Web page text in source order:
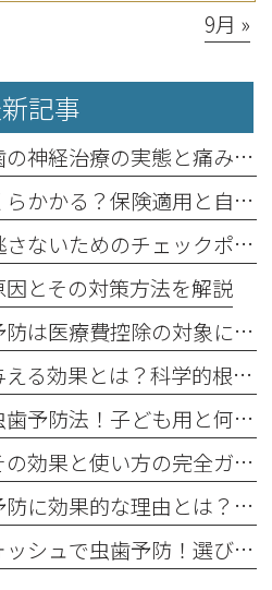
9月 »
記事
神経治療は痛い？虫歯の神経治療の実態と痛み軽減法
虫歯治療の費用はいくらかかる？保険適用と自費治療の違い
虫歯の初期症状を見逃さないためのチェックポイント
とその対策方法を解説
フッ素を使った虫歯予防は医療費控除の対象になる？最新情報をチェック！
フッ素が虫歯予防に与える効果とは？科学的根拠を解説！
大人のためのフッ素虫歯予防法！子ども用と何が違う？
フッ素で虫歯予防！その効果と使い方の完全ガイド
キシリトールが虫歯予防に効果的な理由とは？科学的な根拠を徹底解説！
フッ素入りマウスウォッシュで虫歯予防！選び方と使い方を解説